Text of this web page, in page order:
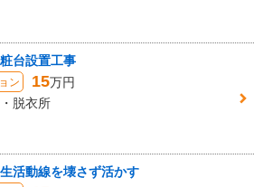
台設置工事
ン 15万円
脱衣所
活動線を壊さず活かす